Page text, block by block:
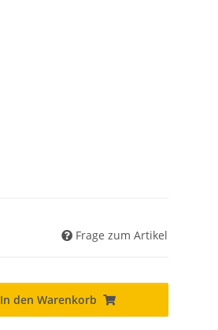
Frage zum Artikel
In den Warenkorb